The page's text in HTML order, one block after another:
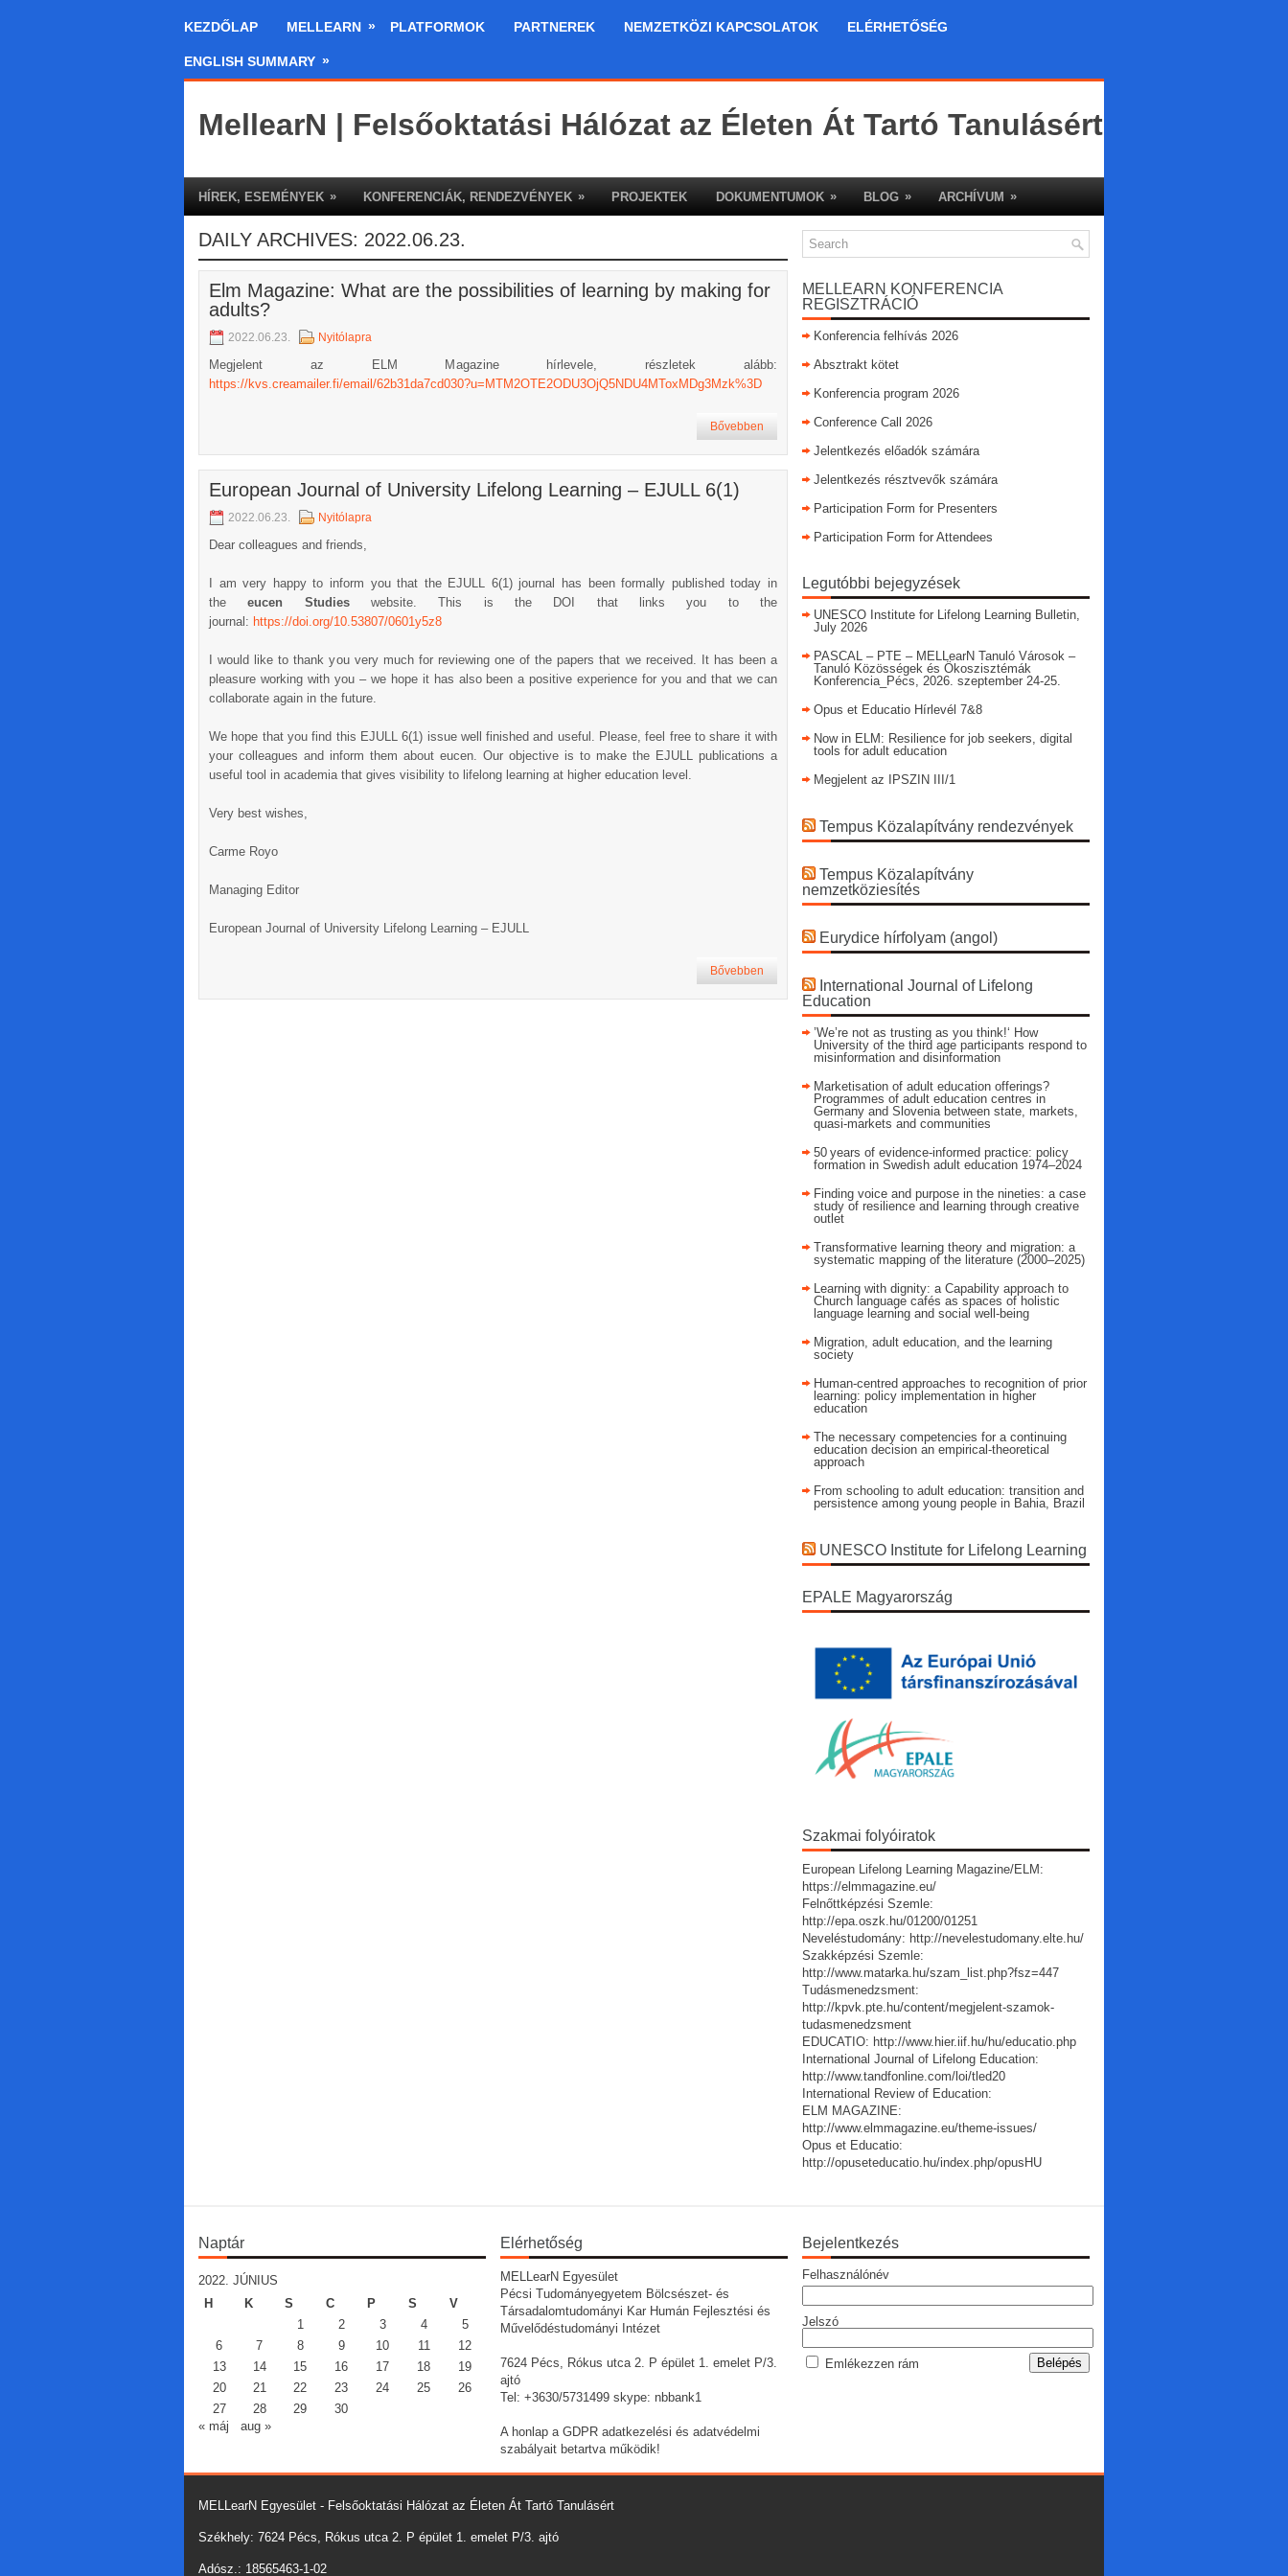
KEZDŐLAP MELLEARN » PLATFORMOK PARTNEREK NEMZETKÖZI KAPCSOLATOK ELÉRHETŐSÉG
ENGLISH SUMMARY »
MellearN | Felsőoktatási Hálózat az Életen Át Tartó Tanulásért
HÍREK, ESEMÉNYEK » KONFERENCIÁK, RENDEZVÉNYEK » PROJEKTEK DOKUMENTUMOK » BLOG » ARCHÍVUM »
DAILY ARCHIVES: 2022.06.23.
Elm Magazine: What are the possibilities of learning by making for
adults?
2022.06.23. Nyitólapra
Megjelent az ELM Magazine hírlevele, részletek alább:
https://kvs.creamailer.fi/email/62b31da7cd030?u=MTM2OTE2ODU3OjQ5NDU4MToxMDg3Mzk%3D
Bővebben
European Journal of University Lifelong Learning – EJULL 6(1)
2022.06.23. Nyitólapra
Dear colleagues and friends,
I am very happy to inform you that the EJULL 6(1) journal has been formally published today in
theeucen Studieswebsite. This is the DOI that links you to the
journal: https://doi.org/10.53807/0601y5z8
I would like to thank you very much for reviewing one of the papers that we received. It has been a
pleasure working with you – we hope it has also been a positive experience for you and that we can
collaborate again in the future.
We hope that you find this EJULL 6(1) issue well finished and useful. Please, feel free to share it with
your colleagues and inform them about eucen. Our objective is to make the EJULL publications a
useful tool in academia that gives visibility to lifelong learning at higher education level.
Very best wishes,
Carme Royo
Managing Editor
European Journal of University Lifelong Learning – EJULL
Bővebben
MELLEARN KONFERENCIA
REGISZTRÁCIÓ
Konferencia felhívás 2026
Absztrakt kötet
Konferencia program 2026
Conference Call 2026
Jelentkezés előadók számára
Jelentkezés résztvevők számára
Participation Form for Presenters
Participation Form for Attendees
Legutóbbi bejegyzések
UNESCO Institute for Lifelong Learning Bulletin,
July 2026
PASCAL – PTE – MELLearN Tanuló Városok –
Tanuló Közösségek és Ökoszisztémák
Konferencia_Pécs, 2026. szeptember 24-25.
Opus et Educatio Hírlevél 7&8
Now in ELM: Resilience for job seekers, digital
tools for adult education
Megjelent az IPSZIN III/1
Tempus Közalapítvány rendezvények
Tempus Közalapítvány
nemzetköziesítés
Eurydice hírfolyam (angol)
International Journal of Lifelong
Education
’We’re not as trusting as you think!‘ How
University of the third age participants respond to
misinformation and disinformation
Marketisation of adult education offerings?
Programmes of adult education centres in
Germany and Slovenia between state, markets,
quasi-markets and communities
50 years of evidence‑informed practice: policy
formation in Swedish adult education 1974–2024
Finding voice and purpose in the nineties: a case
study of resilience and learning through creative
outlet
Transformative learning theory and migration: a
systematic mapping of the literature (2000–2025)
Learning with dignity: a Capability approach to
Church language cafés as spaces of holistic
language learning and social well-being
Migration, adult education, and the learning
society
Human-centred approaches to recognition of prior
learning: policy implementation in higher
education
The necessary competencies for a continuing
education decision an empirical-theoretical
approach
From schooling to adult education: transition and
persistence among young people in Bahia, Brazil
UNESCO Institute for Lifelong Learning
EPALE Magyarország
Szakmai folyóiratok
European Lifelong Learning Magazine/ELM:
https://elmmagazine.eu/
Felnőttképzési Szemle:
http://epa.oszk.hu/01200/01251
Neveléstudomány: http://nevelestudomany.elte.hu/
Szakképzési Szemle:
http://www.matarka.hu/szam_list.php?fsz=447
Tudásmenedzsment:
http://kpvk.pte.hu/content/megjelent-szamok-
tudasmenedzsment
EDUCATIO: http://www.hier.iif.hu/hu/educatio.php
International Journal of Lifelong Education:
http://www.tandfonline.com/loi/tled20
International Review of Education:
ELM MAGAZINE:
http://www.elmmagazine.eu/theme-issues/
Opus et Educatio:
http://opuseteducatio.hu/index.php/opusHU
Naptár
2022. JÚNIUS
H
K S C P S
V
1
2 3 4
5
6
7 8 9 10 11
12
13
14 15 16 17 18
19
20
21 22 23 24 25
26
27
28 29
30
« máj
aug »
Elérhetőség
MELLearN Egyesület
Pécsi Tudományegyetem Bölcsészet- és
Társadalomtudományi Kar Humán Fejlesztési és
Művelődéstudományi Intézet
7624 Pécs, Rókus utca 2. P épület 1. emelet P/3.
ajtó
Tel: +3630/5731499 skype: nbbank1
A honlap a GDPR adatkezelési és adatvédelmi
szabályait betartva működik!
Bejelentkezés
Felhasználónév
Jelszó
Emlékezzen rám
MELLearN Egyesület - Felsőoktatási Hálózat az Életen Át Tartó Tanulásért
Székhely: 7624 Pécs, Rókus utca 2. P épület 1. emelet P/3. ajtó
Adósz.: 18565463-1-02